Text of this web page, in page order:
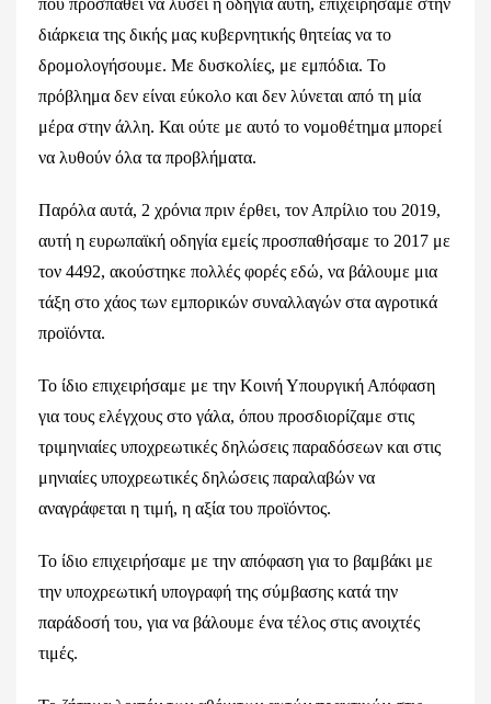
που προσπαθεί να λύσει η οδηγία αυτή, επιχειρήσαμε στην
διάρκεια της δικής μας κυβερνητικής θητείας να το
δρομολογήσουμε. Με δυσκολίες, με εμπόδια. Το
πρόβλημα δεν είναι εύκολο και δεν λύνεται από τη μία
μέρα στην άλλη. Και ούτε με αυτό το νομοθέτημα μπορεί
να λυθούν όλα τα προβλήματα.
Παρόλα αυτά, 2 χρόνια πριν έρθει, τον Απρίλιο του 2019,
αυτή η ευρωπαϊκή οδηγία εμείς προσπαθήσαμε το 2017 με
τον 4492, ακούστηκε πολλές φορές εδώ, να βάλουμε μια
τάξη στο χάος των εμπορικών συναλλαγών στα αγροτικά
προϊόντα.
Το ίδιο επιχειρήσαμε με την Κοινή Υπουργική Απόφαση
για τους ελέγχους στο γάλα, όπου προσδιορίζαμε στις
τριμηνιαίες υποχρεωτικές δηλώσεις παραδόσεων και στις
μηνιαίες υποχρεωτικές δηλώσεις παραλαβών να
αναγράφεται η τιμή, η αξία του προϊόντος.
Το ίδιο επιχειρήσαμε με την απόφαση για το βαμβάκι με
την υποχρεωτική υπογραφή της σύμβασης κατά την
παράδοσή του, για να βάλουμε ένα τέλος στις ανοιχτές
τιμές.